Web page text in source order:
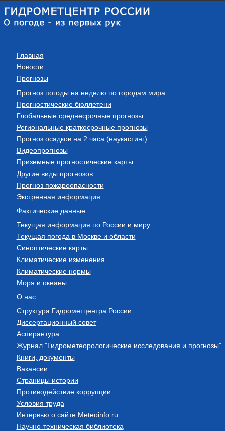
Главная
Новости
Прогнозы
Прогноз погоды на неделю по городам мира
Прогностические бюллетени
Глобальные среднесрочные прогнозы
Региональные краткосрочные прогнозы
Прогноз осадков на 2 часа (наукастинг)
Видеопрогнозы
Приземные прогностические карты
Другие виды прогнозов
Прогноз пожароопасности
Экстренная информация
Фактические данные
Текущая информация по России и миру
Текущая погода в Москве и области
Синоптические карты
Климатические изменения
Климатические нормы
Моря и океаны
О нас
Структура Гидрометцентра России
Диссертационный совет
Аспирантура
Журнал "Гидрометеорологические исследования и прогнозы"
Книги, документы
Вакансии
Страницы истории
Противодействие коррупции
Условия труда
Интервью о сайте Meteoinfo.ru
Научно-техническая библиотека